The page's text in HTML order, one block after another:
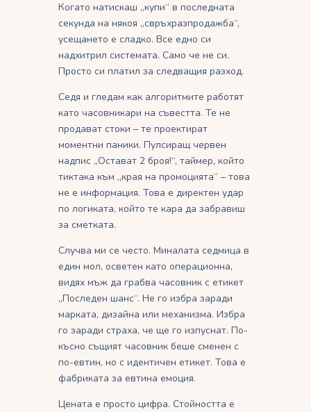
Когато натискаш „купи“ в последната
секунда на някоя „свръхразпродажба“,
усещането е сладко. Все едно си
надхитрил системата. Само че не си.
Просто си платил за следващия разход.
Седя и гледам как алгоритмите работят
като часовникари на съвестта. Те не
продават стоки – те проектират
моментни паники. Пулсиращ червен
надпис „Остават 2 броя!“, таймер, който
тиктака към „края на промоцията“ – това
не е информация. Това е директен удар
по логиката, който те кара да забравиш
за сметката.
Случва ми се често. Миналата седмица в
един мол, осветен като операционна,
видях мъж да грабва часовник с етикет
„Последен шанс“. Не го избра заради
марката, дизайна или механизма. Избра
го заради страха, че ще го изпуснат. По-
късно същият часовник беше сменен с
по-евтин, но с идентичен етикет. Това е
фабриката за евтина емоция.
Цената е просто цифра. Стойността е